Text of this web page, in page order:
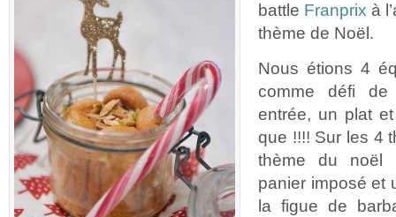
battle Franprix à
thème de Noël.
Nous étions 4
comme défi
entrée, un plat
que !!!! Sur les 4
thème du noël
panier imposé et
la figue de